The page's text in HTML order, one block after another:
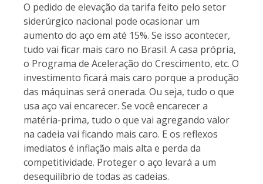
O pedido de elevação da tarifa feito pelo setor
siderúrgico nacional pode ocasionar um
aumento do aço em até 15%. Se isso acontecer,
tudo vai ficar mais caro no Brasil. A casa própria,
o Programa de Aceleração do Crescimento, etc. O
investimento ficará mais caro porque a produção
das máquinas será onerada. Ou seja, tudo o que
usa aço vai encarecer. Se você encarecer a
matéria-prima, tudo o que vai agregando valor
na cadeia vai ficando mais caro. E os reflexos
imediatos é inflação mais alta e perda da
competitividade. Proteger o aço levará a um
desequilíbrio de todas as cadeias.